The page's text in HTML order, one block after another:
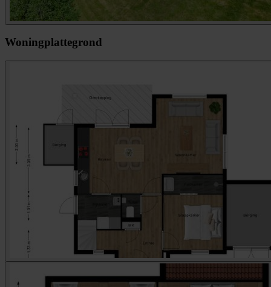
Woningplattegrond